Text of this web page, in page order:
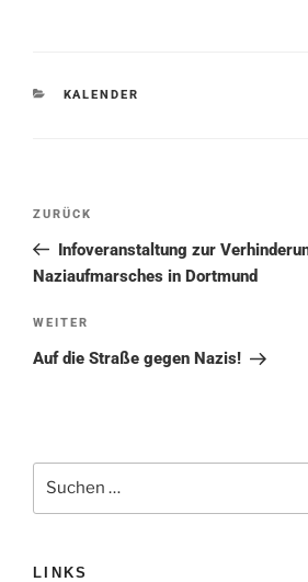
KATEGORIEN
KALENDER
Beitragsnavigation
Vorheriger
Beitrag
ZURÜCK
Infoveranstaltung zur
Naziaufmarsches in Dortmund
Nächster
Beitrag
WEITER
Auf die Straße gegen Nazis!
nach:
LINKS